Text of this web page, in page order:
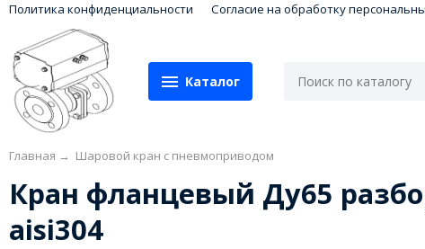
Политика конфиденциальности Согласие на обработку
Каталог
Главная → Шаровой кран с пневмоприводом
Кран фланцевый Ду65
aisi304